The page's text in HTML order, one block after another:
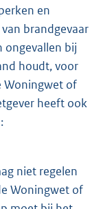
en
brandgevaar
ongevallen bij
houdt, voor
Woningwet of
heeft ook
niet regelen
Woningwet of